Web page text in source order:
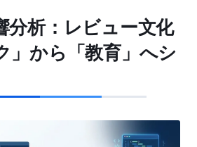
分析：レビュー文化
」から「教育」へシ